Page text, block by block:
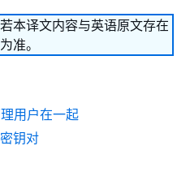
本译文内容与英语原文存在
准。
用户在一起
钥对